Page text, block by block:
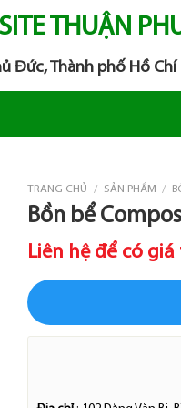
THUẬN
Đức, Thành phố Hồ
TRANG CHỦ / SẢN PHẨM /
Bồn bể
Liên hệ để có